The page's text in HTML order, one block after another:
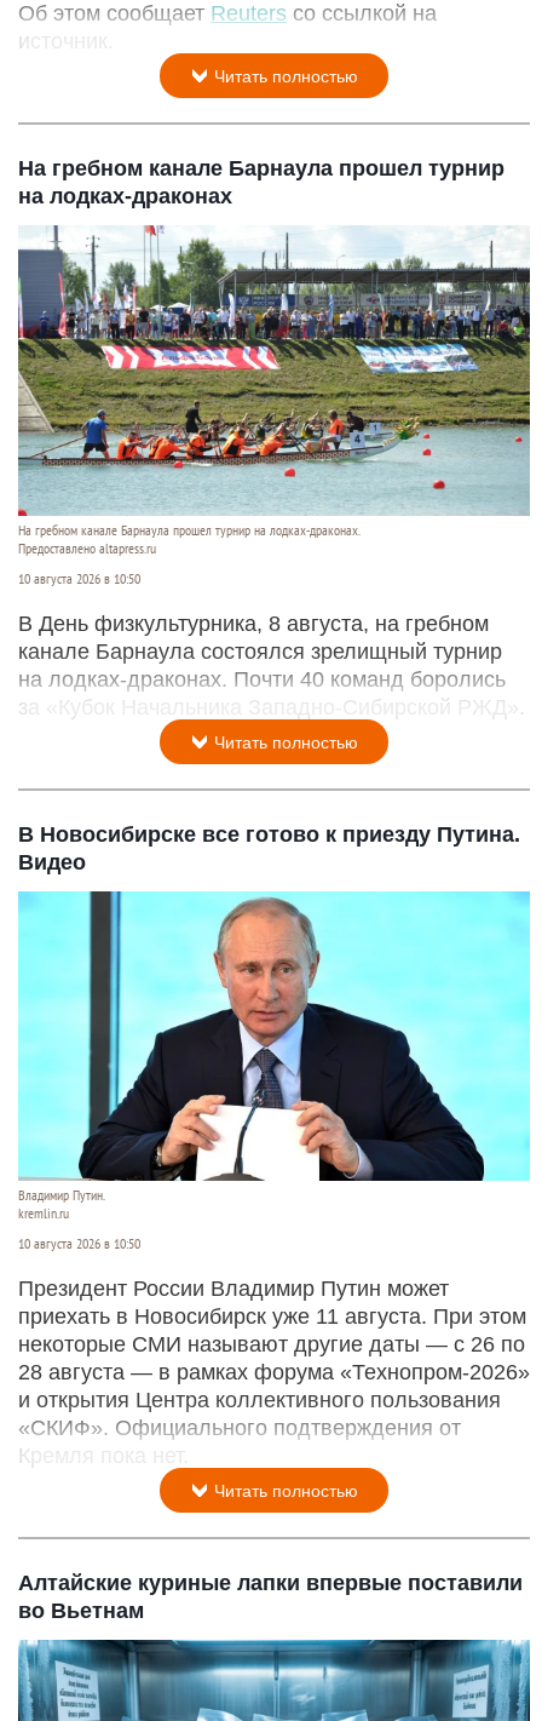
Об этом сообщает Reuters со ссылкой на
источник.
Читать полностью
На гребном канале Барнаула прошел турнир
на лодках-драконах
На гребном канале Барнаула прошел турнир на лодках-драконах.
Предоставлено altapress.ru
10 августа 2026 в 10:50
В День физкультурника, 8 августа, на гребном
канале Барнаула состоялся зрелищный турнир
на лодках-драконах. Почти 40 команд боролись
за «Кубок Начальника Западно-Сибирской РЖД».
Читать полностью
В Новосибирске все готово к приезду Путина.
Видео
Владимир Путин.
kremlin.ru
10 августа 2026 в 10:50
Президент России Владимир Путин может
приехать в Новосибирск уже 11 августа. При этом
некоторые СМИ называют другие даты — с 26 по
28 августа — в рамках форума «Технопром-2026»
и открытия Центра коллективного пользования
«СКИФ». Официального подтверждения от
Кремля пока нет.
Читать полностью
Алтайские куриные лапки впервые поставили
во Вьетнам